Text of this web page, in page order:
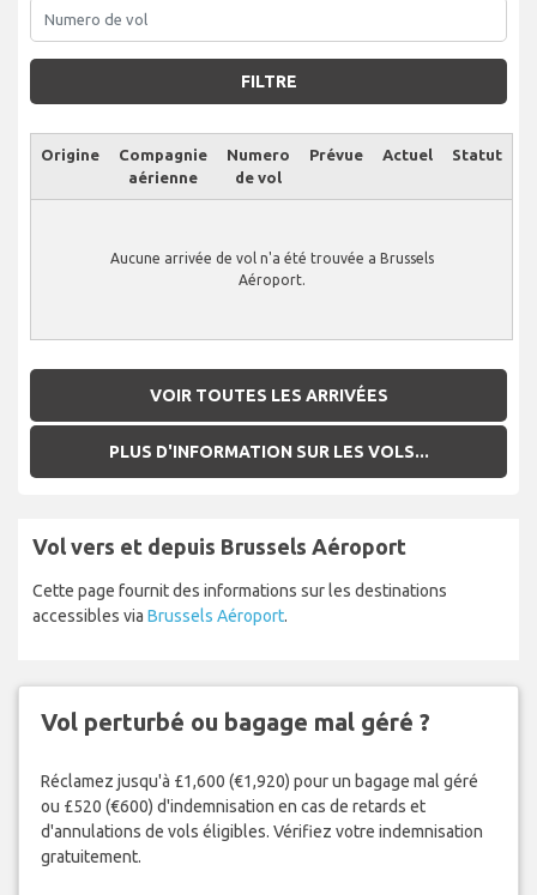
FILTRE
Origine
Compagnie
aérienne
Numero
de vol
Prévue Actuel Statut
Aucune arrivée de vol n'a été trouvée a Brussels
Aéroport.
VOIR TOUTES LES ARRIVÉES
PLUS D'INFORMATION SUR LES VOLS...
Vol vers et depuis Brussels Aéroport
Cette page fournit des informations sur les destinations
accessibles via Brussels Aéroport.
Vol perturbé ou bagage mal géré ?
Réclamez jusqu'à £1,600 (€1,920) pour un bagage mal géré
ou £520 (€600) d'indemnisation en cas de retards et
d'annulations de vols éligibles. Vérifiez votre indemnisation
gratuitement.